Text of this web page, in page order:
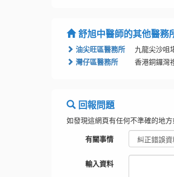
舒旭中醫師的其他醫務
油尖旺區醫務所
九龍尖沙咀
灣仔區醫務所
香港銅鑼灣
回報問題
如發現這網頁有任何不準確的地
有關事情
輸入資料